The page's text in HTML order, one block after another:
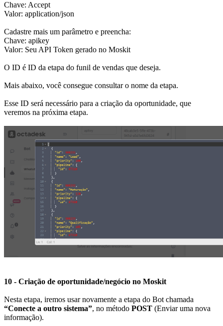
Chave: Accept
Valor: application/json
Cadastre mais um parâmetro e preencha:
Chave: apikey
Valor: Seu API Token gerado no Moskit
O ID é ID da etapa do funil de vendas que deseja.
Mais abaixo, você consegue consultar o nome da etapa.
Esse ID será necessário para a criação da oportunidade, que
veremos na próxima etapa.
10 - Criação de oportunidade/negócio no Moskit
Nesta etapa, iremos usar novamente a etapa do Bot chamada
“Conecte a outro sistema”, no método POST (Enviar uma nova
informação).